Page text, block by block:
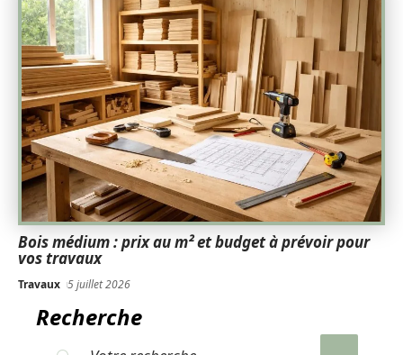
Bois médium : prix au m² et budget à prévoir pour
vos travaux
Travaux 5 juillet 2026
Recherche